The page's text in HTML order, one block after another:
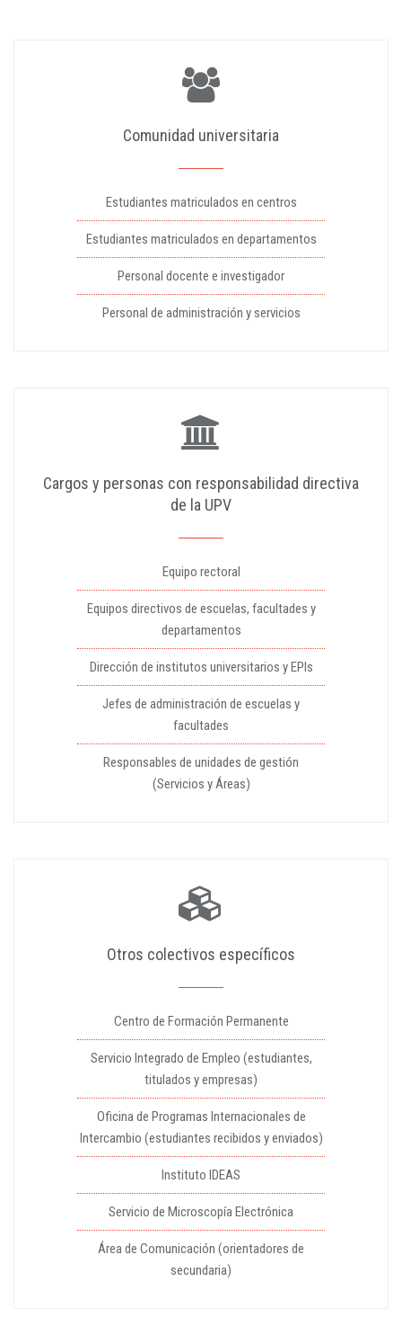
Comunidad universitaria
Estudiantes matriculados en centros
Estudiantes matriculados en departamentos
Personal docente e investigador
Personal de administración y servicios
Cargos y personas con responsabilidad directiva
de la UPV
Equipo rectoral
Equipos directivos de escuelas, facultades y
departamentos
Dirección de institutos universitarios y EPIs
Jefes de administración de escuelas y
facultades
Responsables de unidades de gestión
(Servicios y Áreas)
Otros colectivos específicos
Centro de Formación Permanente
Servicio Integrado de Empleo (estudiantes,
titulados y empresas)
Oficina de Programas Internacionales de
Intercambio (estudiantes recibidos y enviados)
Instituto IDEAS
Servicio de Microscopía Electrónica
Área de Comunicación (orientadores de
secundaria)